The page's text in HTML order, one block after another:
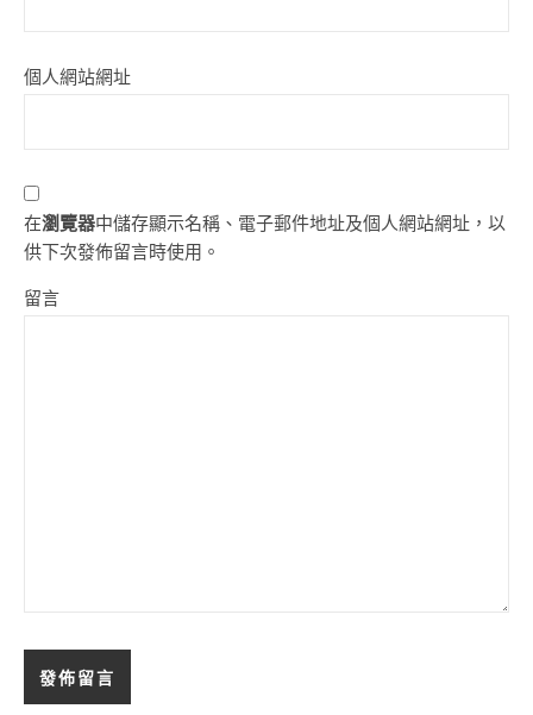
個人網站網址
在瀏覽器中儲存顯示名稱、電子郵件地址及個人網站網址，以
供下次發佈留言時使用。
留言